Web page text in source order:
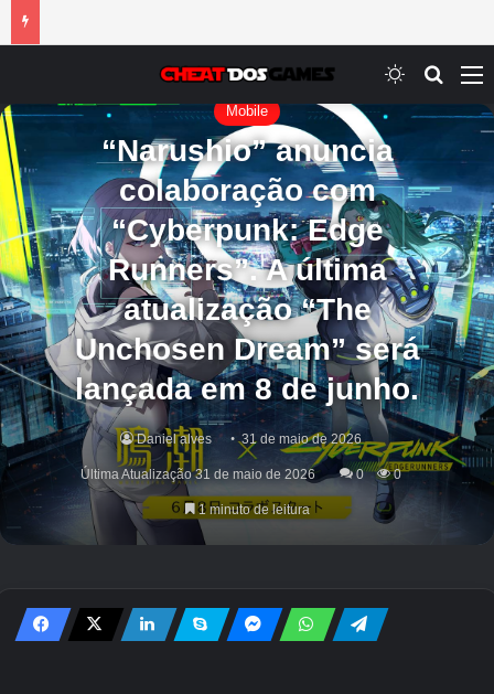
Switch skin
Mobile
“Narushio” anuncia
colaboração com
“Cyberpunk: Edge
Runners”. A última
atualização “The
Unchosen Dream” será
lançada em 8 de junho.
Daniel alves 31 de maio de 2026
Última Atualização 31 de maio de 2026 0 0
1 minuto de leitura